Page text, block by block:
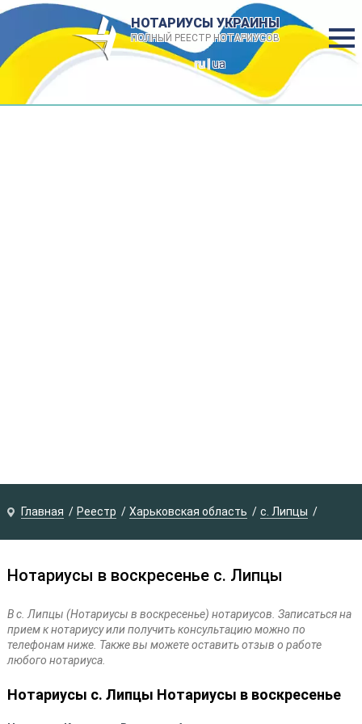
НОТАРИУСЫ УКРАИНЫ
ПОЛНЫЙ РЕЕСТР НОТАРИУСОВ
ru |ua
Главная Реестр Харьковская область с. Липцы
Нотариусы в воскресенье с. Липцы
В с. Липцы (Нотариусы в воскресенье) нотариусов. Записаться на
прием к нотариусу или получить консультацию можно по
телефонам ниже. Также вы можете оставить отзыв о работе
любого нотариуса.
Нотариусы с. Липцы Нотариусы в воскресенье